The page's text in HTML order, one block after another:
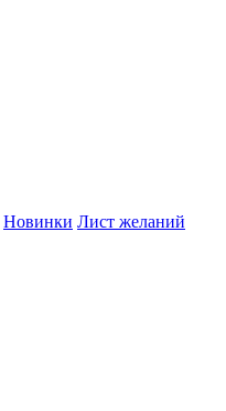
Новинки Лист желаний